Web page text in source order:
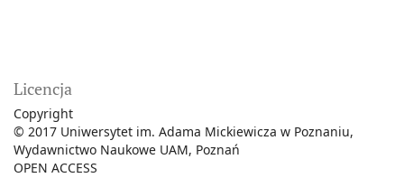
Licencja
Copyright
© 2017 Uniwersytet im. Adama Mickiewicza w Poznaniu,
Wydawnictwo Naukowe UAM, Poznań
OPEN ACCESS